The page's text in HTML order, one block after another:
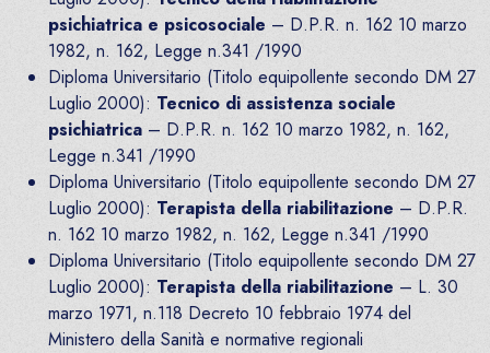
psichiatrica e psicosociale – D.P.R. n. 162 10 marzo
1982, n. 162, Legge n.341 /1990
Diploma Universitario (Titolo equipollente secondo DM 27
Luglio 2000): Tecnico di assistenza sociale
psichiatrica – D.P.R. n. 162 10 marzo 1982, n. 162,
Legge n.341 /1990
Diploma Universitario (Titolo equipollente secondo DM 27
Luglio 2000): Terapista della riabilitazione – D.P.R.
n. 162 10 marzo 1982, n. 162, Legge n.341 /1990
Diploma Universitario (Titolo equipollente secondo DM 27
Luglio 2000): Terapista della riabilitazione – L. 30
marzo 1971, n.118 Decreto 10 febbraio 1974 del
Ministero della Sanità e normative regionali